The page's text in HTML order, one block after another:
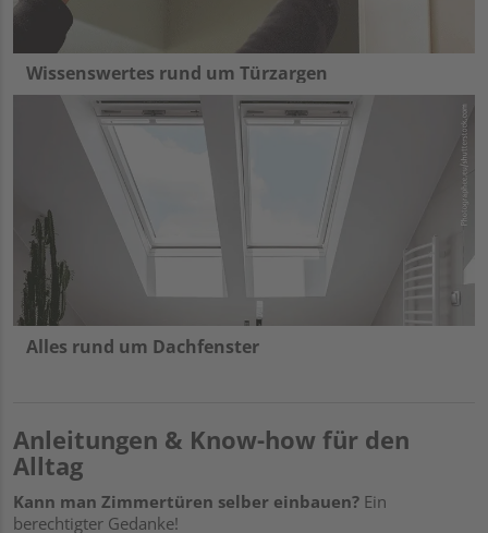
Wissenswertes rund um Türzargen
Alles rund um Dachfenster
Anleitungen & Know-how für den
Alltag
Kann man Zimmertüren selber einbauen? Ein
berechtigter Gedanke!